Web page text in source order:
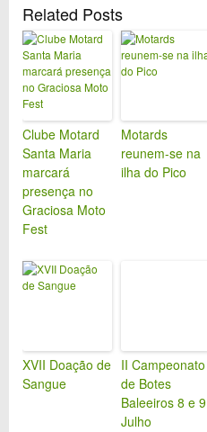
Related Posts
Clube Motard
Santa Maria
marcará
presença no
Graciosa Moto
Fest
Motards
reunem-se na
ilha do Pico
XVII Doação de
Sangue
II Campeonato
de Botes
Baleeiros 8 e 9
Julho